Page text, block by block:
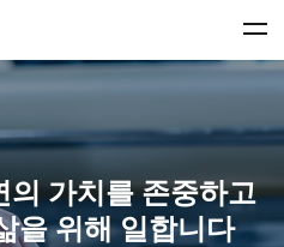
가치를 존중하고
을 위해 일합니다